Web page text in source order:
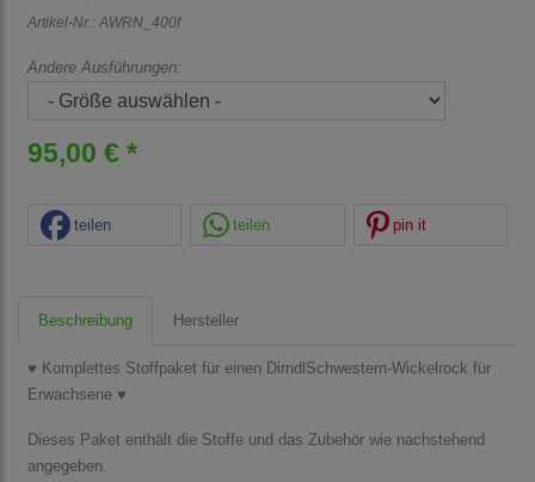
Artikel-Nr.: AWRN_400f
Andere Ausführungen:
95,00 € *
teilen teilen pin it
Beschreibung Hersteller
♥ Komplettes Stoffpaket für einen DirndlSchwestern-Wickelrock für
Erwachsene ♥
Dieses Paket enthält die Stoffe und das Zubehör wie nachstehend
angegeben.